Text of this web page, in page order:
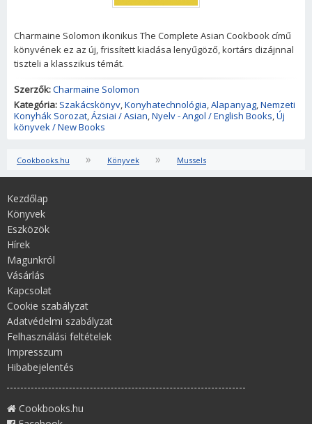
Charmaine Solomon ikonikus The Complete Asian Cookbook című
könyvének ez az új, frissített kiadása lenyűgöző, kortárs dizájnnal
tiszteli a klasszikus témát.
Szerzők:Charmaine Solomon
Kategória: Szakácskönyv,Konyhatechnológia,Alapanyag,Nemzeti
Konyhák Sorozat,Ázsiai / Asian,Nyelv - Angol / English Books,Új
könyvek / New Books
Cookbooks.hu » Könyvek » Mussels
Kezdőlap
Könyvek
Eszközök
Hírek
Magunkról
Vásárlás
Kapcsolat
Cookie szabályzat
Adatvédelmi szabályzat
Felhasználási feltételek
Impresszum
Hibabejelentés
Cookbooks.hu